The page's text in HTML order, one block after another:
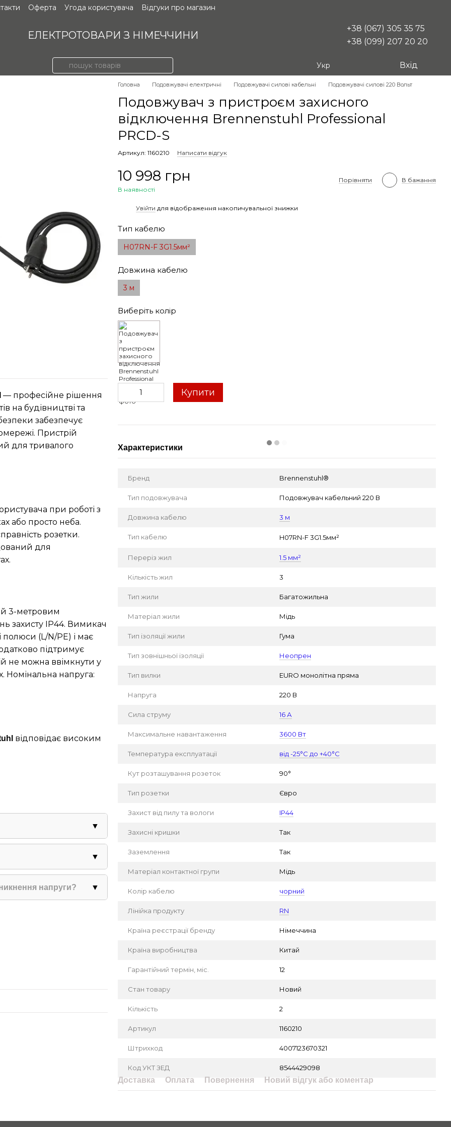
Оферта Угода користувача Відгуки про магазин
ЕЛЕКТРОТОВАРИ З НІМЕЧЧИНИ
+38 (067) 305 35 75
+38 (099) 207 20 20
Укр Вхід
— професійне рішення
на будівництві та
забезпечує
Пристрій
для тривалого
при роботі з
або просто неба.
розетки.
для
3-метровим
захисту IP44. Вимикач
(L/N/PE) і має
підтримує
не можна ввімкнути у
Номінальна напруга:
відповідає високим
▼
для постійного
▼
провіднику
під час роботи.
напруги? ▼
Головна Подовжувачі електричні Подовжувачі силові кабельні Подовжувачі силові 220 Вольт
Подовжувач з пристроєм захисного
відключення Brennenstuhl Professional
PRCD-S
Артикул: 1160210 Написати відгук
10 998 грн
В наявності
Порівняти В бажання
Увійти для відображення накопичувальної знижки
Тип кабелю
H07RN-F 3G1.5мм²
Довжина кабелю
3 м
Виберіть колір
Купити
Характеристики
Бренд Brennenstuhl®
Тип подовжувача Подовжувач кабельний 220 В
Довжина кабелю 3 м
Тип кабелю H07RN-F 3G1.5мм²
Переріз жил 1.5 мм²
Кількість жил 3
Тип жили Багатожильна
Матеріал жили Мідь
Тип ізоляції жили Гума
Тип зовнішньої ізоляції Неопрен
Тип вилки EURO монолітна пряма
Напруга 220 В
Сила струму 16 А
Максимальне навантаження 3600 Вт
Температура експлуатації від -25°С до +40°С
Кут розташування розеток 90°
Тип розетки Євро
Захист від пилу та вологи IP44
Захисні кришки Так
Заземлення Так
Матеріал контактної групи Мідь
Колір кабелю чорний
Лінійка продукту RN
Країна реєстрації бренду Німеччина
Країна виробництва Китай
Гарантійний термін, міс. 12
Стан товару Новий
Кількість 2
Артикул 1160210
Штрихкод 4007123670321
Код УКТ ЗЕД 8544429098
Доставка Оплата Повернення Новий відгук або коментар